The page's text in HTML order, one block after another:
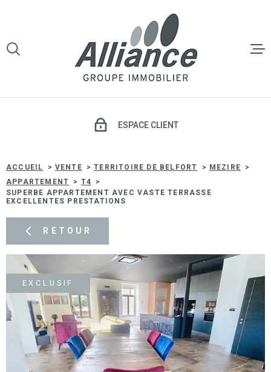
recherche
principal
NOS
VENDUS
ESPACE CLIENT
ACCUEIL VENTE TERRITOIRE DE BELFORT
MEZIRE
APPARTEMENT
T4
SUPERBE APPARTEMENT AVEC VASTE TERRASSE
EXCELLENTES PRESTATIONS
RETOUR
EXCLUSIF
VOTRE
RECHERCHE
BIEN
Surface
SURFACE
Pièces
PIÈCES
RÉFÉRENCE
PLUS DE CRITÈRES
RECHERCHER